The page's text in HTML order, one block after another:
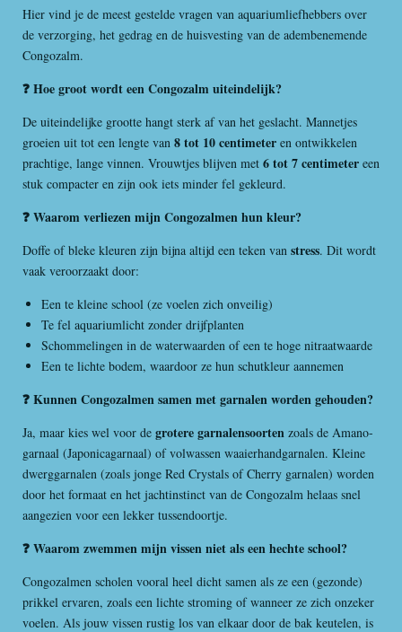
Hier vind je de meest gestelde vragen van aquariumliefhebbers over
de verzorging, het gedrag en de huisvesting van de adembenemende
Congozalm.
❓ Hoe groot wordt een Congozalm uiteindelijk?
De uiteindelijke grootte hangt sterk af van het geslacht. Mannetjes
groeien uit tot een lengte van 8 tot 10 centimeter en ontwikkelen
prachtige, lange vinnen. Vrouwtjes blijven met 6 tot 7 centimeter een
stuk compacter en zijn ook iets minder fel gekleurd.
❓ Waarom verliezen mijn Congozalmen hun kleur?
Doffe of bleke kleuren zijn bijna altijd een teken van stress. Dit wordt
vaak veroorzaakt door:
Een te kleine school (ze voelen zich onveilig)
Te fel aquariumlicht zonder drijfplanten
Schommelingen in de waterwaarden of een te hoge nitraatwaarde
Een te lichte bodem, waardoor ze hun schutkleur aannemen
❓ Kunnen Congozalmen samen met garnalen worden gehouden?
Ja, maar kies wel voor de grotere garnalensoorten zoals de Amano-
garnaal (Japonicagarnaal) of volwassen waaierhandgarnalen. Kleine
dwerggarnalen (zoals jonge Red Crystals of Cherry garnalen) worden
door het formaat en het jachtinstinct van de Congozalm helaas snel
aangezien voor een lekker tussendoortje.
❓ Waarom zwemmen mijn vissen niet als een hechte school?
Congozalmen scholen vooral heel dicht samen als ze een (gezonde)
prikkel ervaren, zoals een lichte stroming of wanneer ze zich onzeker
voelen. Als jouw vissen rustig los van elkaar door de bak keutelen, is